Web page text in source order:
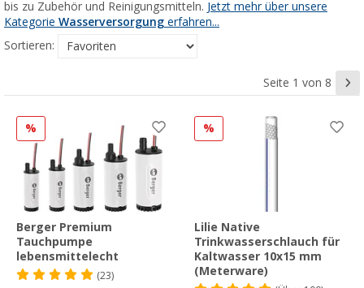
bis zu Zubehör und Reinigungsmitteln. Jetzt mehr über unsere
Kategorie Wasserversorgung erfahren...
Sortieren:
Seite 1 von 8
%
Berger Premium
Tauchpumpe
lebensmittelecht
(23)
%
Lilie Native
Trinkwasserschlauch für
Kaltwasser 10x15 mm
(Meterware)